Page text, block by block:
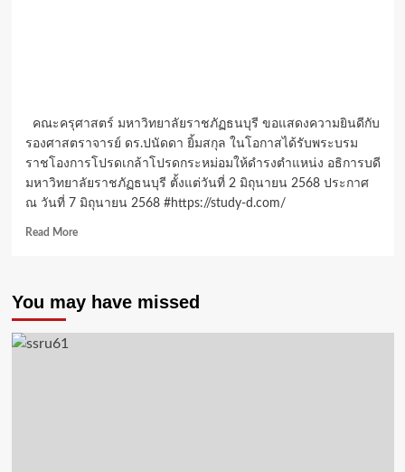
คณะครุศาสตร์ มหาวิทยาลัยราชภัฏธนบุรี ขอแสดงความยินดีกับ
รองศาสตราจารย์ ดร.ปนัดดา ยิ้มสกุล ในโอกาสได้รับพระบรม
ราชโองการโปรดเกล้าโปรดกระหม่อมให้ดำรงตำแหน่ง อธิการบดี
มหาวิทยาลัยราชภัฏธนบุรี ตั้งแต่วันที่ 2 มิถุนายน 2568 ประกาศ
ณ วันที่ 7 มิถุนายน 2568 #https://study-d.com/
Read MoreRead
ม.ราชภัฏ
ธนบุรี แสดง
ความ
You may have missed